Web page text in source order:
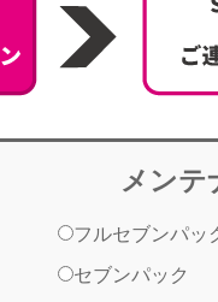
メンテ
フルセブンパッ
セブンパック